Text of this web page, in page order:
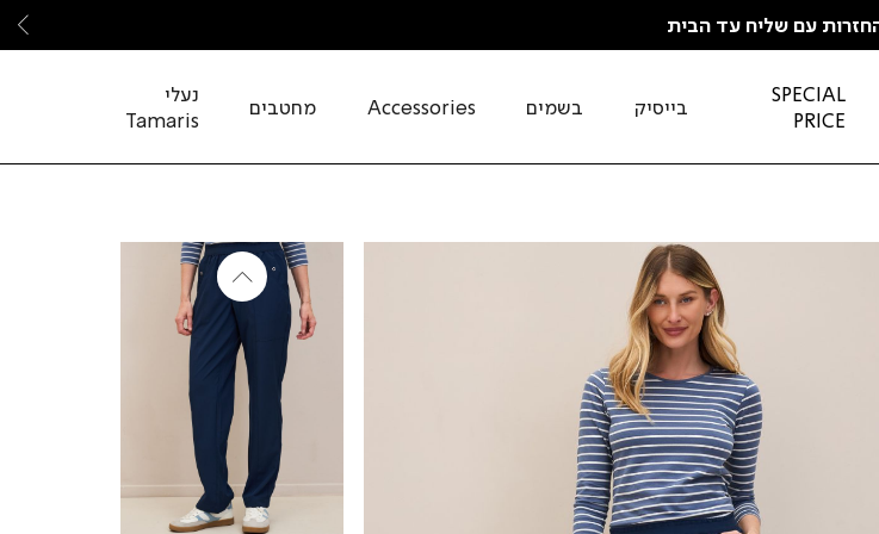
עם שליח עד הבית
SPECIAL
PRICE
בייסיק בשמים Accessories מחטבים
נעלי
Tamaris